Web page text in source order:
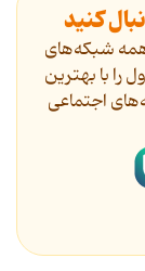
کنید
همه شبکه‌های
را با بهترین
اجتماعی